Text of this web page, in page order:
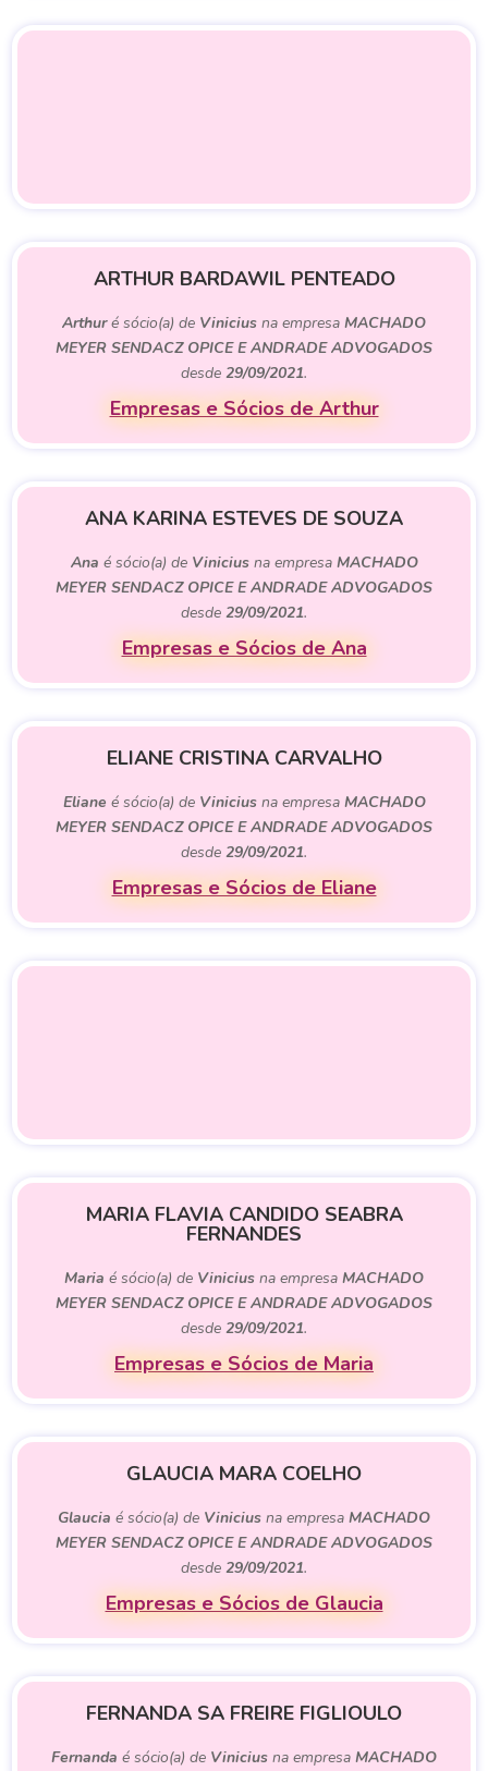
ARTHUR BARDAWIL PENTEADO
Arthuré sócio(a) de Vinicius na empresa MACHADO
MEYER SENDACZ OPICE E ANDRADE ADVOGADOS
desde 29/09/2021.
Empresas e Sócios de Arthur
ANA KARINA ESTEVES DE SOUZA
Ana é sócio(a) de Viniciusna empresa MACHADO
MEYER SENDACZ OPICE E ANDRADE ADVOGADOS
desde 29/09/2021.
Empresas e Sócios de Ana
ELIANE CRISTINA CARVALHO
Eliane é sócio(a) de Viniciusna empresa MACHADO
MEYER SENDACZ OPICE E ANDRADE ADVOGADOS
desde 29/09/2021.
Empresas e Sócios de Eliane
MARIA FLAVIA CANDIDO SEABRA
FERNANDES
Maria é sócio(a) de Vinicius na empresa MACHADO
MEYER SENDACZ OPICE E ANDRADE ADVOGADOS
desde 29/09/2021.
Empresas e Sócios de Maria
GLAUCIA MARA COELHO
Glaucia é sócio(a) de Vinicius na empresa MACHADO
MEYER SENDACZ OPICE E ANDRADE ADVOGADOS
desde 29/09/2021.
Empresas e Sócios de Glaucia
FERNANDA SA FREIRE FIGLIOULO
Fernanda é sócio(a) de Vinicius na empresa MACHADO